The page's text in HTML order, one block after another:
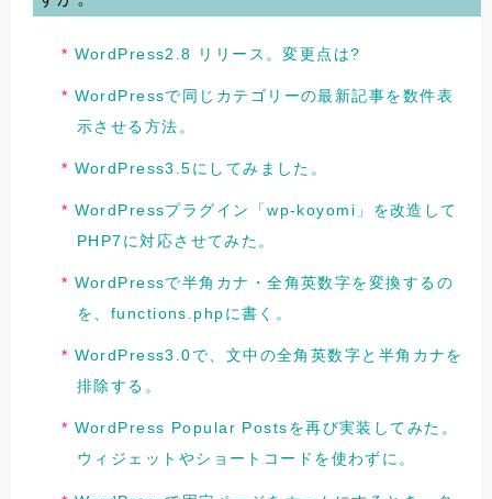
WordPress2.8 リリース。変更点は?
WordPressで同じカテゴリーの最新記事を数件表
示させる方法。
WordPress3.5にしてみました。
WordPressプラグイン「wp-koyomi」を改造して
PHP7に対応させてみた。
WordPressで半角カナ・全角英数字を変換するの
を、functions.phpに書く。
WordPress3.0で、文中の全角英数字と半角カナを
排除する。
WordPress Popular Postsを再び実装してみた。
ウィジェットやショートコードを使わずに。